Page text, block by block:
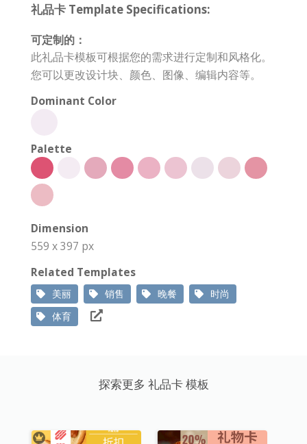
礼品卡 Template Specifications:
可定制的：
此礼品卡模板可根据您的需求进行定制和风格化。
您可以更改设计块、颜色、图像、编辑内容等。
Dominant Color
Palette
Dimension
559 x 397 px
Related Templates
美丽 销售 晚餐
时尚
体育
探索更多 礼品卡 模板